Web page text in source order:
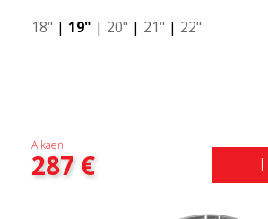
18" | 19" | 20" | 21" | 22"
Alkaen:
287€